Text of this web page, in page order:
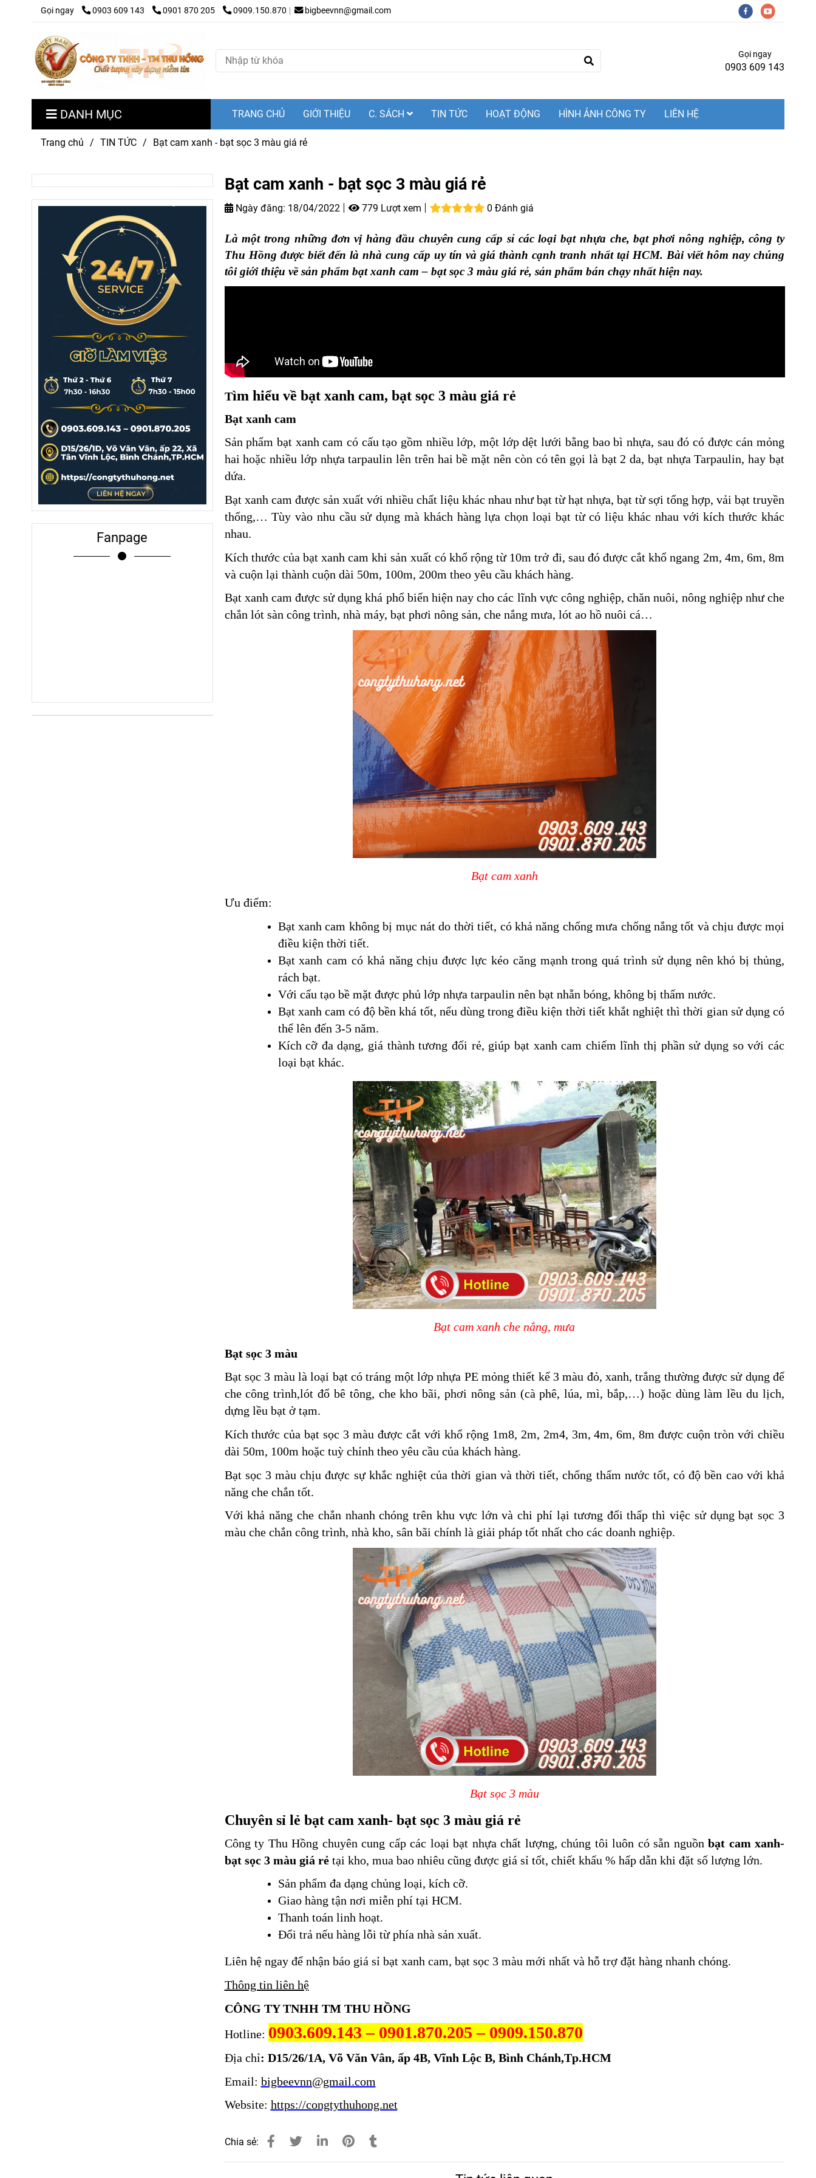
Gọi ngay 0903 609 143 0901 870 205 0909.150.870 bigbeevnn@gmail.com
Gọi ngay
0903 609 143
DANH MỤC TRANG CHỦ GIỚI THIỆU C. SÁCH TIN TỨC HOẠT ĐỘNG HÌNH ẢNH CÔNG TY LIÊN HỆ
Trang chủ / TIN TỨC / Bạt cam xanh - bạt sọc 3 màu giá rẻ
Bạt cam xanh - bạt sọc 3 màu giá rẻ
Ngày đăng: 18/04/2022 779 Lượt xem 0 Đánh giá
Là một trong những đơn vị hàng đầu chuyên cung cấp sỉ các loại bạt nhựa che, bạt phơi nông nghiệp, công ty
Thu Hồng được biết đến là nhà cung cấp uy tín và giá thành cạnh tranh nhất tại HCM. Bài viết hôm nay chúng
tôi giới thiệu về sản phẩm bạt xanh cam – bạt sọc 3 màu giá rẻ, sản phẩm bán chạy nhất hiện nay.
Tìm hiểu về bạt xanh cam, bạt sọc 3 màu giá rẻ
Bạt xanh cam
Sản phẩm bạt xanh cam có cấu tạo gồm nhiều lớp, một lớp dệt lưới bằng bao bì nhựa, sau đó có được cán mỏng
hai hoặc nhiều lớp nhựa tarpaulin lên trên hai bề mặt nên còn có tên gọi là bạt 2 da, bạt nhựa Tarpaulin, hay bạt
dứa.
Bạt xanh cam được sản xuất với nhiều chất liệu khác nhau như bạt từ hạt nhựa, bạt từ sợi tổng hợp, vải bạt truyền
thống,… Tùy vào nhu cầu sử dụng mà khách hàng lựa chọn loại bạt từ có liệu khác nhau với kích thước khác
nhau.
Kích thước của bạt xanh cam khi sản xuất có khổ rộng từ 10m trở đi, sau đó được cắt khổ ngang 2m, 4m, 6m, 8m
và cuộn lại thành cuộn dài 50m, 100m, 200m theo yêu cầu khách hàng.
Bạt xanh cam được sử dụng khá phổ biến hiện nay cho các lĩnh vực công nghiệp, chăn nuôi, nông nghiệp như che
chắn lót sàn công trình, nhà máy, bạt phơi nông sản, che nắng mưa, lót ao hồ nuôi cá…
Bạt cam xanh
Ưu điểm:
Bạt xanh cam không bị mục nát do thời tiết, có khả năng chống mưa chống nắng tốt và chịu được mọi
điều kiện thời tiết.
Bạt xanh cam có khả năng chịu được lực kéo căng mạnh trong quá trình sử dụng nên khó bị thủng,
rách bạt.
Với cấu tạo bề mặt được phủ lớp nhựa tarpaulin nên bạt nhẵn bóng, không bị thấm nước.
Bạt xanh cam có độ bền khá tốt, nếu dùng trong điều kiện thời tiết khắt nghiệt thì thời gian sử dụng có
thể lên đến 3-5 năm.
Kích cỡ đa dạng, giá thành tương đối rẻ, giúp bạt xanh cam chiếm lĩnh thị phần sử dụng so với các
loại bạt khác.
Bạt cam xanh che nắng, mưa
Bạt sọc 3 màu
Bạt sọc 3 màu là loại bạt có tráng một lớp nhựa PE mỏng thiết kế 3 màu đỏ, xanh, trắng thường được sử dụng để
che công trình,lót đổ bê tông, che kho bãi, phơi nông sản (cà phê, lúa, mì, bắp,…) hoặc dùng làm lều du lịch,
dựng lều bạt ở tạm.
Kích thước của bạt sọc 3 màu được cắt với khổ rộng 1m8, 2m, 2m4, 3m, 4m, 6m, 8m được cuộn tròn với chiều
dài 50m, 100m hoặc tuỳ chỉnh theo yêu cầu của khách hàng.
Bạt sọc 3 màu chịu được sự khắc nghiệt của thời gian và thời tiết, chống thấm nước tốt, có độ bền cao với khả
năng che chắn tốt.
Với khả năng che chắn nhanh chóng trên khu vực lớn và chi phí lại tương đối thấp thì việc sử dụng bạt sọc 3
màu che chắn công trình, nhà kho, sân bãi chính là giải pháp tốt nhất cho các doanh nghiệp.
Bạt sọc 3 màu
Chuyên sỉ lẻ bạt cam xanh- bạt sọc 3 màu giá rẻ
Công ty Thu Hồng chuyên cung cấp các loại bạt nhựa chất lượng, chúng tôi luôn có sẵn nguồn bạt cam xanh-
bạt sọc 3 màu giá rẻ tại kho, mua bao nhiêu cũng được giá sỉ tốt, chiết khấu % hấp dẫn khi đặt số lượng lớn.
Sản phẩm đa dạng chủng loại, kích cỡ.
Giao hàng tận nơi miễn phí tại HCM.
Thanh toán linh hoạt.
Đổi trả nếu hàng lỗi từ phía nhà sản xuất.
Liên hệ ngay để nhận báo giá sỉ bạt xanh cam, bạt sọc 3 màu mới nhất và hỗ trợ đặt hàng nhanh chóng.
Thông tin liên hệ
CÔNG TY TNHH TM THU HỒNG
Hotline: 0903.609.143 – 0901.870.205– 0909.150.870
Địa chỉ: D15/26/1A, Võ Văn Vân, ấp 4B, Vĩnh Lộc B, Bình Chánh,Tp.HCM
Email: bigbeevnn@gmail.com
Website: https://congtythuhong.net
Chia sẻ:
Fanpage